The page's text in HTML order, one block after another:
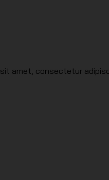
amet, consectetur